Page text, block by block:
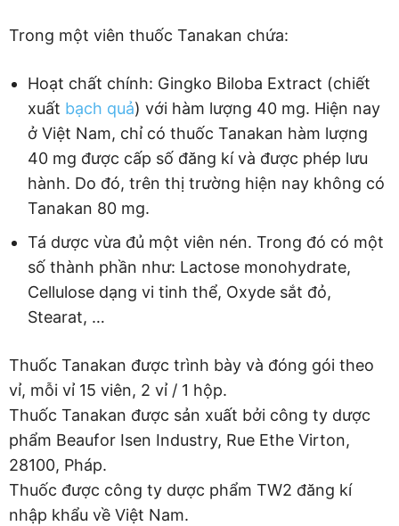
Trong một viên thuốc Tanakan chứa:
Hoạt chất chính: Gingko Biloba Extract (chiết
xuất bạch quả) với hàm lượng 40 mg. Hiện nay
ở Việt Nam, chỉ có thuốc Tanakan hàm lượng
40 mg được cấp số đăng kí và được phép lưu
hành. Do đó, trên thị trường hiện nay không có
Tanakan 80 mg.
Tá dược vừa đủ một viên nén. Trong đó có một
số thành phần như: Lactose monohydrate,
Cellulose dạng vi tinh thể, Oxyde sắt đỏ,
Stearat, …
Thuốc Tanakan được trình bày và đóng gói theo
vỉ, mỗi vỉ 15 viên, 2 vỉ / 1 hộp.
Thuốc Tanakan được sản xuất bởi công ty dược
phẩm Beaufor Isen Industry, Rue Ethe Virton,
28100, Pháp.
Thuốc được công ty dược phẩm TW2 đăng kí
nhập khẩu về Việt Nam.